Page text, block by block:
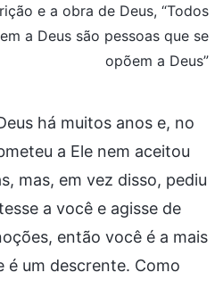
e a obra de Deus, “Todos
a Deus são pessoas que se
opõem a Deus”
há muitos anos e, no
a Ele nem aceitou
mas, em vez disso, pediu
a você e agisse de
então você é a mais
é um descrente. Como